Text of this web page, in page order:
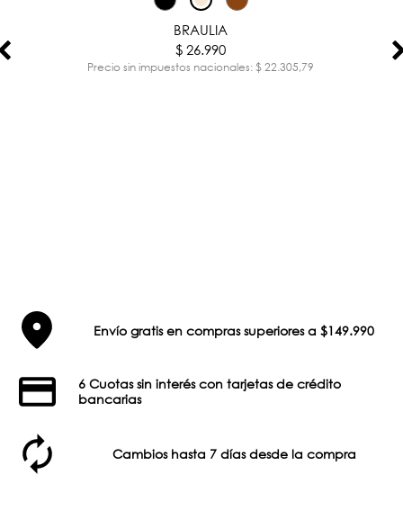
BRAULIA
$ 26.990
Precio sin impuestos nacionales: $ 22.305,79
Envío gratis en compras superiores a $149.990
6 Cuotas sin interés con tarjetas de crédito
bancarias
Cambios hasta 7 días desde la compra